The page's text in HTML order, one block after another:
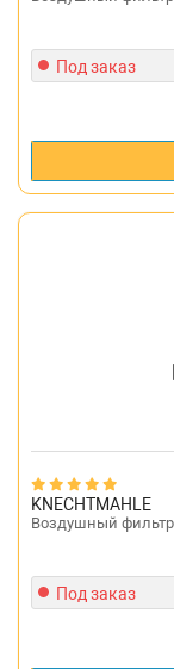
Под заказ
KNECHTMAHLE
Воздушный фильтр
Под заказ